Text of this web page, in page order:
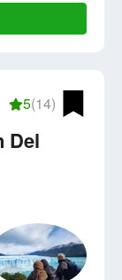
5(14)
Del